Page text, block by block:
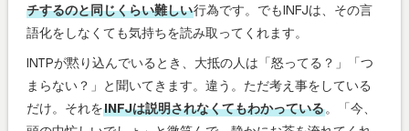
チするのと同じくらい難しい行為です。でもINFJは、その言
語化をしなくても気持ちを読み取ってくれます。
INTPが黙り込んでいるとき、大抵の人は「怒ってる？」「つ
まらない？」と聞いてきます。違う。ただ考え事をしている
だけ。それをINFJは説明されなくてもわかっている。「今、